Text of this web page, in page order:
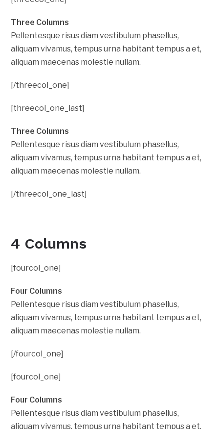
Three Columns
Pellentesque risus diam vestibulum phasellus,
aliquam vivamus, tempus urna habitant tempus a et,
aliquam maecenas molestie nullam.
[/threecol_one]
[threecol_one_last]
Three Columns
Pellentesque risus diam vestibulum phasellus,
aliquam vivamus, tempus urna habitant tempus a et,
aliquam maecenas molestie nullam.
[/threecol_one_last]
4 Columns
[fourcol_one]
Four Columns
Pellentesque risus diam vestibulum phasellus,
aliquam vivamus, tempus urna habitant tempus a et,
aliquam maecenas molestie nullam.
[/fourcol_one]
[fourcol_one]
Four Columns
Pellentesque risus diam vestibulum phasellus,
aliquam vivamus, tempus urna habitant tempus a et,